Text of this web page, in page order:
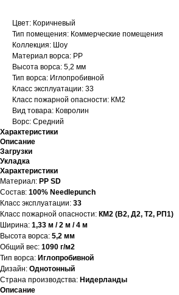
Цвет: Коричневый
Тип помещения: Коммерческие помещения
Коллекция: Шоу
Материал ворса: PP
Высота ворса: 5,2 мм
Тип ворса: Иглопробивной
Класс эксплуатации: 33
Класс пожарной опасности: КМ2
Вид товара: Ковролин
Ворс: Средний
Характеристики
Описание
Загрузки
Укладка
Характеристики
Материал: PP SD
Состав: 100% Needlepunch
Класс эксплуатации: 33
Класс пожарной опасности: КМ2 (В2, Д2, Т2, РП1)
Ширина: 1,33 м / 2 м / 4 м
Высота ворса: 5,2 мм
Общий вес: 1090 г/м2
Тип ворса: Иглопробивной
Дизайн: Однотонный
Страна производства: Нидерланды
Описание